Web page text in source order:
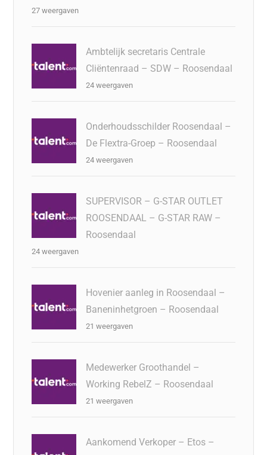
27 weergaven
Ambtelijk secretaris Centrale
Cliëntenraad – SDW – Roosendaal
24 weergaven
Onderhoudsschilder Roosendaal –
De Flextra-Groep – Roosendaal
24 weergaven
SUPERVISOR – G-STAR OUTLET
ROOSENDAAL – G-STAR RAW –
Roosendaal
24 weergaven
Hovenier aanleg in Roosendaal –
Baneninhetgroen – Roosendaal
21 weergaven
Medewerker Groothandel –
Working RebelZ – Roosendaal
21 weergaven
Aankomend Verkoper – Etos –